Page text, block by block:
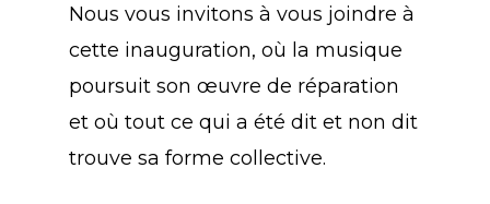
Nous vous invitons à vous joindre à
cette inauguration, où la musique
poursuit son œuvre de réparation
et où tout ce qui a été dit et non dit
trouve sa forme collective.